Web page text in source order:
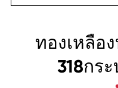
ทองเหลือ
318กร